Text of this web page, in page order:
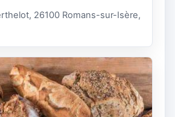
26100 Romans-sur-Isère,